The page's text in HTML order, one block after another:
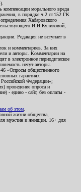
морального вреда
в порядке ч.2 ст.152 ГК
Хабаровского
И.И.Куликовой,
Редакция не вступает в
и комментариев. За них
и авторы. Комментарии на
в электронное периодическое
несут авторы.
«Опросы общественного
гарантиях
Федерации»;
проведение опроса и
- едино - сайт, без оплаты -
об этом
жизни общества,
мужчин и женщин. 16+ для